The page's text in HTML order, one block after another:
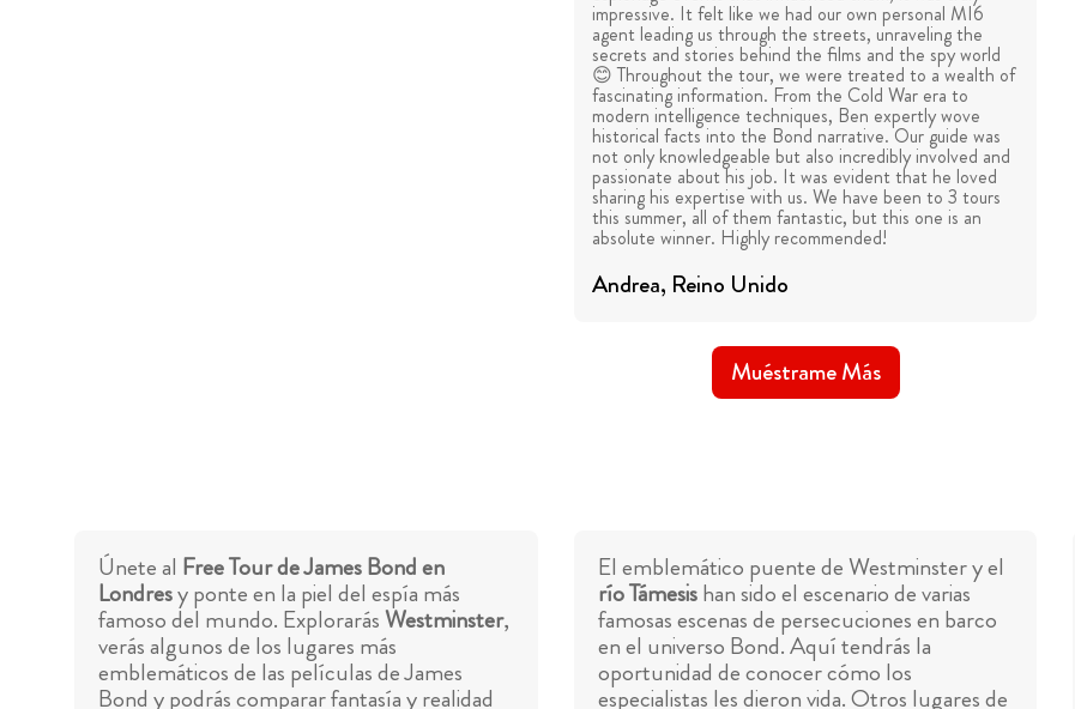
impressive. It felt like we had our own personal MI6
agent leading us through the streets, unraveling the
secrets and stories behind the films and the spy world
😊 Throughout the tour, we were treated to a wealth of
fascinating information. From the Cold War era to
modern intelligence techniques, Ben expertly wove
historical facts into the Bond narrative. Our guide was
not only knowledgeable but also incredibly involved and
passionate about his job. It was evident that he loved
sharing his expertise with us. We have been to 3 tours
this summer, all of them fantastic, but this one is an
absolute winner. Highly recommended!
Andrea, Reino Unido
Muéstrame Más
Únete al Free Tour de James Bond en
Londresy ponte en la piel del espía más
famoso del mundo. Explorarás Westminster,
verás algunos de los lugares más
emblemáticos de las películas de James
Bond y podrás comparar fantasía y realidad
El emblemático puente de Westminster y el
río Támesishan sido el escenario de varias
famosas escenas de persecuciones en barco
en el universo Bond. Aquí tendrás la
oportunidad de conocer cómo los
especialistas les dieron vida. Otros lugares de